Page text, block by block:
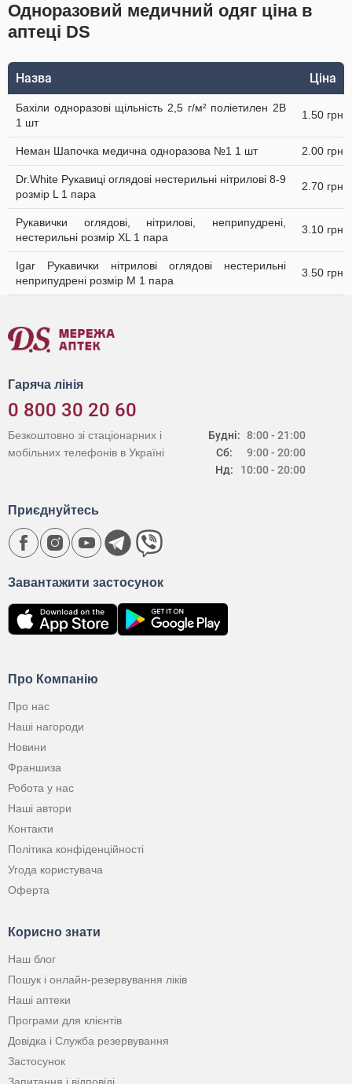
Одноразовий медичний одяг ціна в
аптеці DS
Назва Ціна
Бахіли одноразові щільність 2,5 г/м² поліетилен 2В
1 шт
1.50 грн
Неман Шапочка медична одноразова №1 1 шт 2.00 грн
Dr.White Рукавиці оглядові нестерильні нітрилові 8-9
розмір L 1 пара
2.70 грн
Рукавички оглядові, нітрилові, неприпудрені,
нестерильні розмір XL 1 пара
3.10 грн
Igar Рукавички нітрилові оглядові нестерильні
неприпудрені розмір M 1 пара
3.50 грн
Гаряча лінія
0 800 30 20 60
Будні:
Сб:
Нд:
8:00 - 21:00
9:00 - 20:00
10:00 - 20:00
Безкоштовно зі стаціонарних і
мобільних телефонів в Україні
Про Компанію
Про нас
Наші нагороди
Новини
Франшиза
Робота у нас
Наші автори
Контакти
Політика конфіденційності
Угода користувача
Оферта
Корисно знати
Наш блог
Пошук і онлайн-резервування ліків
Наші аптеки
Програми для клієнтів
Довідка і Служба резервування
Застосунок
Завантажити застосунок
Приєднуйтесь